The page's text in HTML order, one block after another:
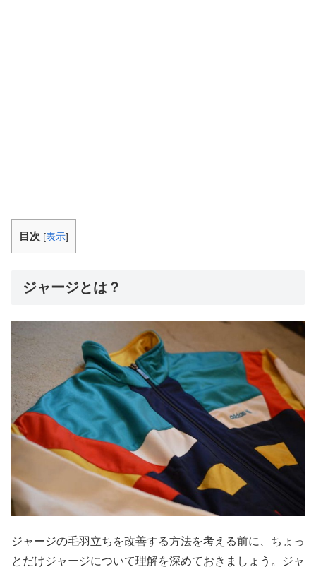
目次 [表示]
ジャージとは？
ジャージの毛羽立ちを改善する方法を考える前に、ちょっ
とだけジャージについて理解を深めておきましょう。ジャ